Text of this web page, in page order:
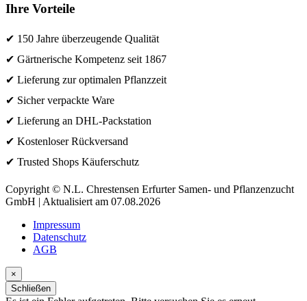
Ihre Vorteile
✔ 150 Jahre überzeugende Qualität
✔ Gärtnerische Kompetenz seit 1867
✔ Lieferung zur optimalen Pflanzzeit
✔ Sicher verpackte Ware
✔ Lieferung an DHL-Packstation
✔ Kostenloser Rückversand
✔ Trusted Shops Käuferschutz
Copyright © N.L. Chrestensen Erfurter Samen- und Pflanzenzucht
GmbH | Aktualisiert am 07.08.2026
Impressum
Datenschutz
AGB
×
Schließen